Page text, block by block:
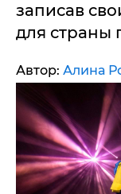
записав
для страны
Автор: Алина